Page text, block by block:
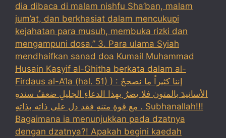
dia dibaca di malam nishfu Sha’ban, malam
jum’at, dan berkhasiat dalam mencukupi
kejahatan para musuh, membuka rizki dan
mengampuni dosa.” 3. Para ulama Syiah
mendhaifkan sanad doa Kumail Muhammad
Husain Kasyif al-Ghitha berkata dalam al-
Firdaus al-A’la (hal. 51) ) : إننا كثيراً ما نصححُ
الأسانيدَ بالمتون فلا يضرُ بهذا الدعاءِ الجليلِ ضعفُ سندهِ
مع قوةِ متنهِ فقد دل على ذاته بذاتهِ . Subhanallah!!!
Bagaimana ia menunjukkan pada dzatnya
dengan dzatnya?! Apakah begini kaedah